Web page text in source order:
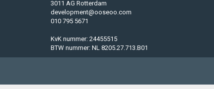
3011 AG Rotterdam
development@ooseoo.com
010 795 5671
KvK nummer: 24455515
BTW nummer: NL 8205.27.713.B01